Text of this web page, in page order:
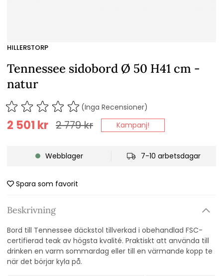
HILLERSTORP
Tennessee sidobord Ø 50 H41 cm -
natur
(Inga Recensioner)
2 779kr
2 501 kr Kampanj!
Webblager 7-10 arbetsdagar
Spara som favorit
Beskrivning
Bord till Tennessee däckstol tillverkad i obehandlad FSC-
certifierad teak av högsta kvalité. Praktiskt att använda till
drinken en varm sommardag eller till en värmande kopp te
när det börjar kyla på.